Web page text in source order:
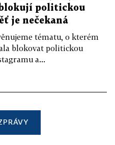
politickou
je nečekaná
tématu, o kterém
blokovat politickou
a...